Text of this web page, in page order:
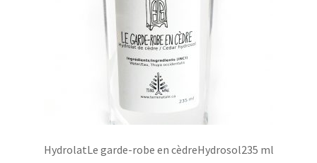
Mon compte/My account
My custom checkout page
HydrolatLe garde-robe en cèdreHydrosol235 ml